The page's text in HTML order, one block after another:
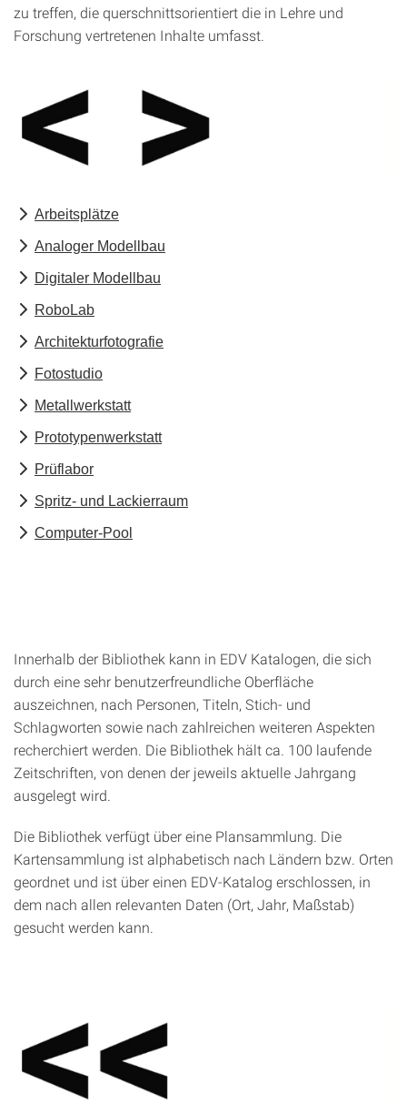
zu treffen, die querschnittsorientiert die in Lehre und
Forschung vertretenen Inhalte umfasst.
Arbeitsplätze
Analoger Modellbau
Digitaler Modellbau
RoboLab
Architekturfotografie
Fotostudio
Metallwerkstatt
Prototypenwerkstatt
Prüflabor
Spritz- und Lackierraum
Computer-Pool
Innerhalb der Bibliothek kann in EDV Katalogen, die sich
durch eine sehr benutzerfreundliche Oberfläche
auszeichnen, nach Personen, Titeln, Stich- und
Schlagworten sowie nach zahlreichen weiteren Aspekten
recherchiert werden. Die Bibliothek hält ca. 100 laufende
Zeitschriften, von denen der jeweils aktuelle Jahrgang
ausgelegt wird.
Die Bibliothek verfügt über eine Plansammlung. Die
Kartensammlung ist alphabetisch nach Ländern bzw. Orten
geordnet und ist über einen EDV-Katalog erschlossen, in
dem nach allen relevanten Daten (Ort, Jahr, Maßstab)
gesucht werden kann.